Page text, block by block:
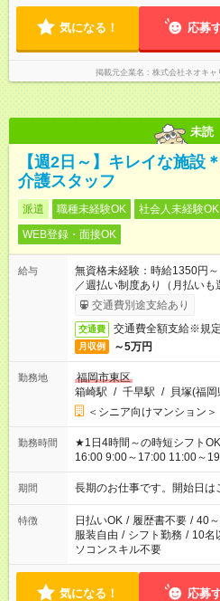
気になる！ 応募
掲載元企業名 株式会社ネオキャ
未読
【週2日～】キレイな施設
介護スタッフ
派遣 職種未経験OK 社会人未経験OK
WEB登録・面接OK
給与
無資格未経験：時給1350円
／週払い制度あり（月払い
了次第のお支払いとなります。
交通費別途支給あり
交通費 交通費全額支給※規
月収例 ～5万円
勤務地
福岡市東区
箱崎駅 / 千早駅 / 貝塚(福岡
＜シニア向けマンション＞
勤務時間
★1日4時間～の時短シフトOK ★スタート時間選べます！ 7:00～
16:00 9:00～17:00 11:00～19:00 な
場合、他のお仕事と合わせ
ん ※法令に基づき、週20時間
短時間・短期間の就業はご案
期間 長期のお仕事です。開始日
特徴 日払いOK / 履歴書不要 / 40
服装自由 / シフト勤務 / 10名
ソコンスキル不要
気になる！ 応募